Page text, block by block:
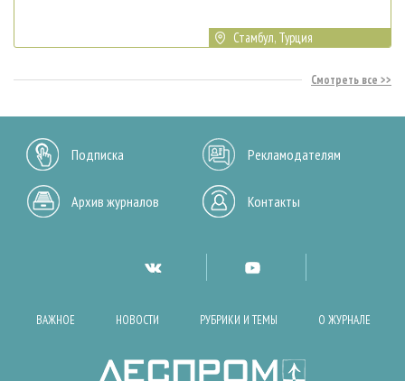
Стамбул, Турция
Смотреть все
Подписка Рекламодателям
Архив журналов Контакты
ВАЖНОЕ НОВОСТИ РУБРИКИ И ТЕМЫ О ЖУРНАЛЕ